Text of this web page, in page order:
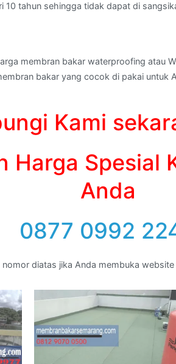
10 tahun sehingga tidak dapat di
membran bakar waterproofing atau
bakar yang cocok di pakai untuk
Kami
Harga Spesial
Anda
0877 0992
nomor diatas jika Anda membuka